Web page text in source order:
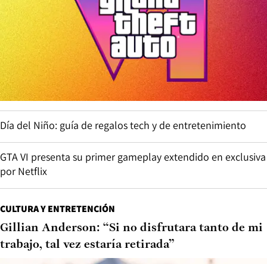
Día del Niño: guía de regalos tech y de entretenimiento
GTA VI presenta su primer gameplay extendido en exclusiva
por Netflix
CULTURA Y ENTRETENCIÓN
Gillian Anderson: “Si no disfrutara tanto de mi
trabajo, tal vez estaría retirada”